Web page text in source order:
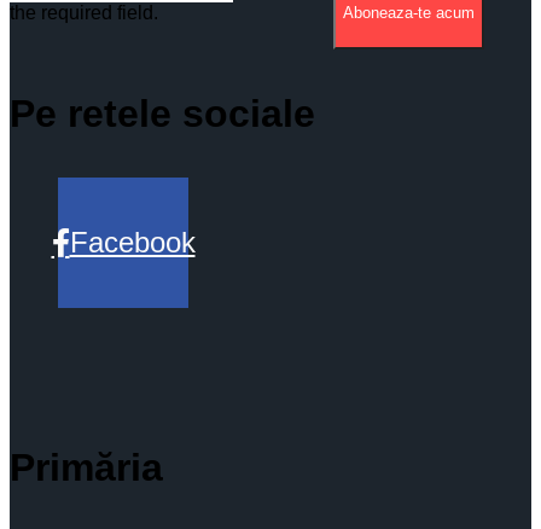
the required field.
Aboneaza-te acum
Pe retele sociale
Facebook
Primăria